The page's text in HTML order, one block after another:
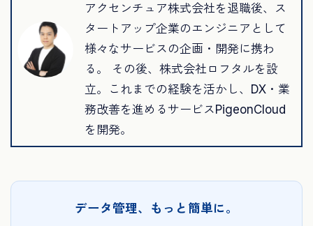
アクセンチュア株式会社を退職後、ス
タートアップ企業のエンジニアとして
様々なサービスの企画・開発に携わ
る。 その後、株式会社ロフタルを設
立。これまでの経験を活かし、DX・業
務改善を進めるサービスPigeonCloud
を開発。
データ管理、もっと簡単に。